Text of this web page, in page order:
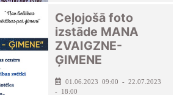
Ceļojošā foto
izstāde MANA
ZVAIGZNE-
ĢIMENE
01.06.2023 09:00 - 22.07.2023
- 18:00